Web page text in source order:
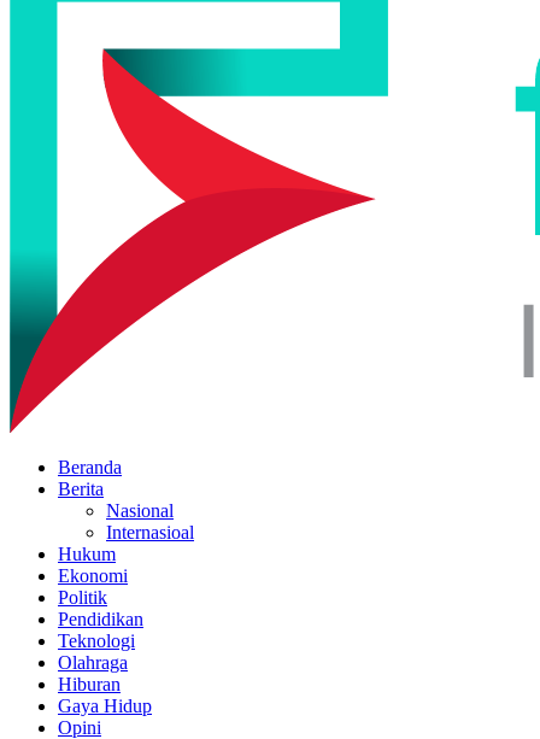
Beranda
Berita
Nasional
Internasioal
Hukum
Ekonomi
Politik
Pendidikan
Teknologi
Olahraga
Hiburan
Gaya Hidup
Opini